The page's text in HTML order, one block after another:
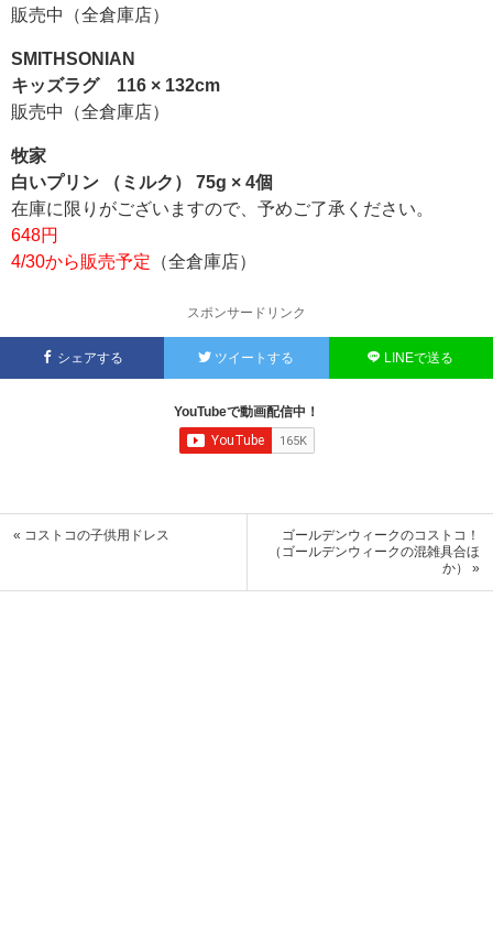
販売中（全倉庫店）
SMITHSONIAN
キッズラグ 116 × 132cm
販売中（全倉庫店）
牧家
白いプリン （ミルク） 75g × 4個
在庫に限りがございますので、予めご了承ください。
648円
4/30から販売予定 （全倉庫店）
スポンサードリンク
シェアする ツイートする LINEで送る
YouTubeで動画配信中！
« コストコの子供用ドレス
ゴールデンウィークのコストコ！
（ゴールデンウィークの混雑具合ほ
か） »